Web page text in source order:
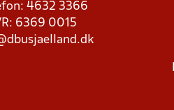
4632 3366
6369 0015